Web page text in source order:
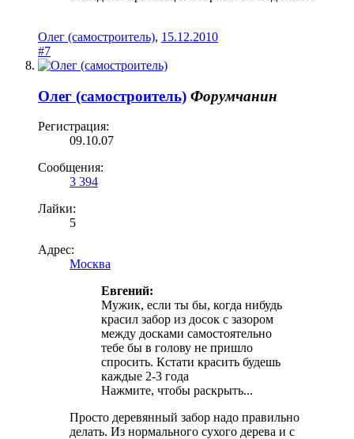
Олег (самостроитель), 15.12.2010
#7
Олег (самостроитель) Форумчанин
Регистрация:
09.10.07
Сообщения:
3 394
Лайки:
5
Адрес:
Москва
Евгений:
Мужик, если ты бы, когда нибудь
красил забор из досок с зазором
между досками самостоятельно
тебе бы в голову не пришло
спросить. Кстати красить будешь
каждые 2-3 года
Нажмите, чтобы раскрыть...
Просто деревянный забор надо правильно
делать. Из нормального сухого дерева и с